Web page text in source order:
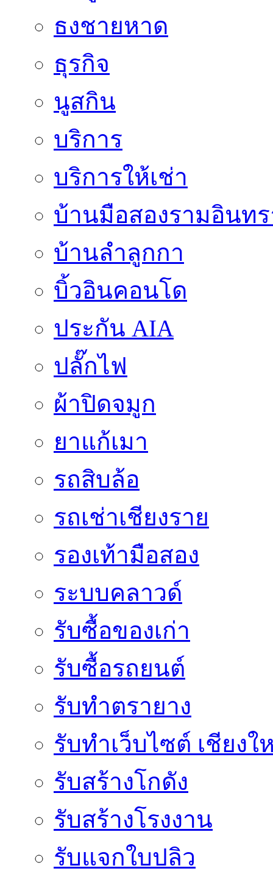
ธงชายหาด
ธุรกิจ
นูสกิน
บริการ
บริการให้เช่า
บ้านมือสองรามอินท
บ้านลำลูกกา
บิ้วอินคอนโด
ประกัน AIA
ปลั๊กไฟ
ผ้าปิดจมูก
ยาแก้เมา
รถสิบล้อ
รถเช่าเชียงราย
รองเท้ามือสอง
ระบบคลาวด์
รับซื้อของเก่า
รับซื้อรถยนต์
รับทำตรายาง
รับทำเว็บไซต์ เชียงใ
รับสร้างโกดัง
รับสร้างโรงงาน
รับแจกใบปลิว